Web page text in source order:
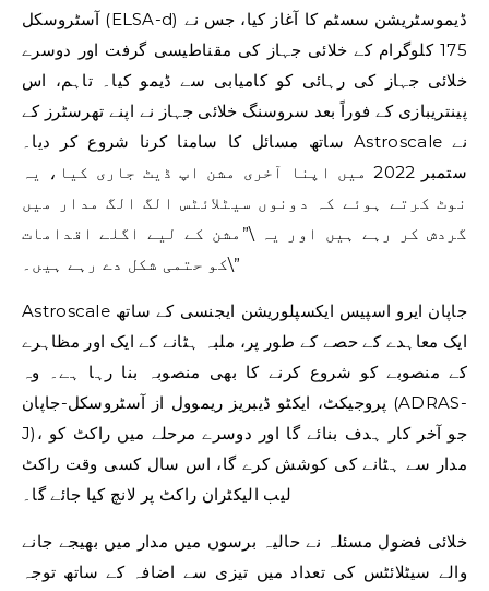
آسٹروسکل (ELSA-d) ڈیموسٹریشن سسٹم کا آغاز کیا، جس نے
175 کلوگرام کے خلائی جہاز کی مقناطیسی گرفت اور دوسرے
خلائی جہاز کی رہائی کو کامیابی سے ڈیمو کیا۔ تاہم، اس
پینتریبازی کے فوراً بعد سروسنگ خلائی جہاز نے اپنے تھرسٹرز کے
ساتھ مسائل کا سامنا کرنا شروع کر دیا۔ Astroscale نے
ستمبر 2022 میں اپنا آخری مشن اپ ڈیٹ جاری کیا، یہ
نوٹ کرتے ہوئے کہ دونوں سیٹلائٹس الگ الگ مدار میں
گردش کر رہے ہیں اور یہ \”مشن کے لیے اگلے اقدامات
کو حتمی شکل دے رہے ہیں۔\”
Astroscale جاپان ایرو اسپیس ایکسپلوریشن ایجنسی کے ساتھ
ایک معاہدے کے حصے کے طور پر، ملبہ ہٹانے کے ایک اور مظاہرے
کے منصوبے کو شروع کرنے کا بھی منصوبہ بنا رہا ہے۔ وہ
پروجیکٹ، ایکٹو ڈیبریز ریموول از آسٹروسکل-جاپان (ADRAS-
J)، جو آخر کار ہدف بنائے گا اور دوسرے مرحلے میں راکٹ کو
مدار سے ہٹانے کی کوشش کرے گا، اس سال کسی وقت راکٹ
لیب الیکٹران راکٹ پر لانچ کیا جائے گا۔
خلائی فضول مسئلہ نے حالیہ برسوں میں مدار میں بھیجے جانے
والے سیٹلائٹس کی تعداد میں تیزی سے اضافہ کے ساتھ توجہ